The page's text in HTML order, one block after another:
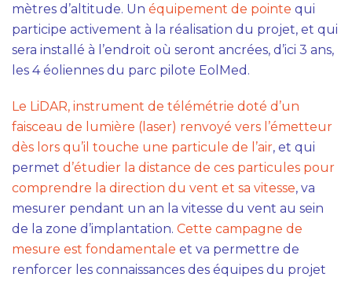
mètres d’altitude. Un équipement de pointe qui
participe activement à la réalisation du projet, et qui
sera installé à l’endroit où seront ancrées, d’ici 3 ans,
les 4 éoliennes du parc pilote EolMed.
Le LiDAR, instrument de télémétrie doté d’un
faisceau de lumière (laser) renvoyé vers l’émetteur
dès lors qu’il touche une particule de l’air, et qui
permet d’étudier la distance de ces particules pour
comprendre la direction du vent et sa vitesse, va
mesurer pendant un an la vitesse du vent au sein
de la zone d’implantation. Cette campagne de
mesure est fondamentale et va permettre de
renforcer les connaissances des équipes du projet